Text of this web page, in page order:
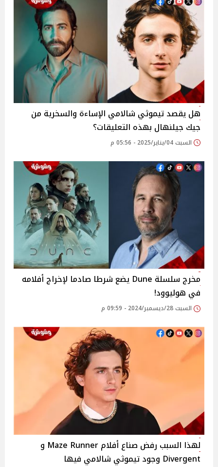
هل يقصد تيموثي شالامي الإساءة والسخرية من
جيك جيلنهال بهذه التعليقات؟
السبت 04/يناير/2025 - 05:56 م
مخرج سلسلة Dune يضع شرطا صادما لإخراج أفلامه
في هوليوود!
السبت 28/ديسمبر/2024 - 09:59 م
لهذا السبب رفض صناع أفلام Maze Runner و
Divergent وجود تيموثي شالامي فيها